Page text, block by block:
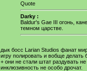
Quote
Darky :
Baldur's Gae III огонь,
темном царстве.
дык босс Larian Studios фанат
игру полировать и вобще делать
+ они не стали штат раздувать
инклюзивность не особо дрочат.